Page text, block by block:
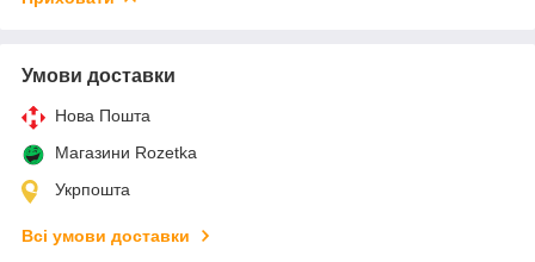
Умови доставки
Нова Пошта
Магазини Rozetka
Укрпошта
Всі умови доставки